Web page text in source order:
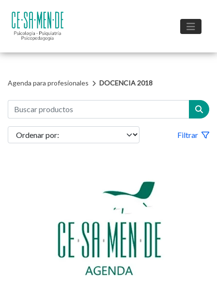
Agenda para profesionales DOCENCIA 2018
Filtrar